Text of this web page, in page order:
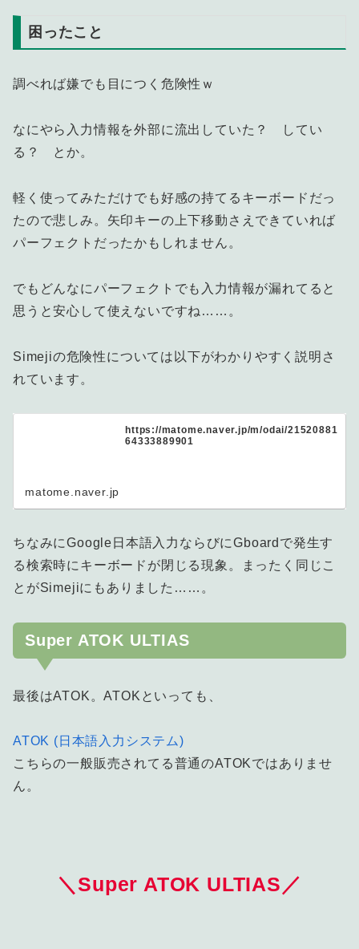
困ったこと
調べれば嫌でも目につく危険性ｗ
なにやら入力情報を外部に流出していた？ してい
る？ とか。
軽く使ってみただけでも好感の持てるキーボードだっ
たので悲しみ。矢印キーの上下移動さえできていれば
パーフェクトだったかもしれません。
でもどんなにパーフェクトでも入力情報が漏れてると
思うと安心して使えないですね……。
Simejiの危険性については以下がわかりやすく説明さ
れています。
https://matome.naver.jp/m/odai/21520881
64333889901
matome.naver.jp
ちなみにGoogle日本語入力ならびにGboardで発生す
る検索時にキーボードが閉じる現象。まったく同じこ
とがSimejiにもありました……。
Super ATOK ULTIAS
最後はATOK。ATOKといっても、
ATOK (日本語入力システム)
こちらの一般販売されてる普通のATOKではありませ
ん。
＼Super ATOK ULTIAS／